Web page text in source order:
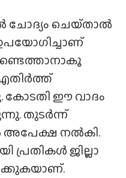
ചോദ്യം ചെയ്‌താൽ
കോടതി ഈ വാദം
തുടർന്ന്
അപേക്ഷ നൽകി.
പ്രതികൾ ജില്ലാ